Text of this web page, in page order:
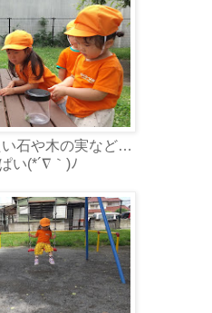
石や木の実など…
い(*´∇｀)ﾉ